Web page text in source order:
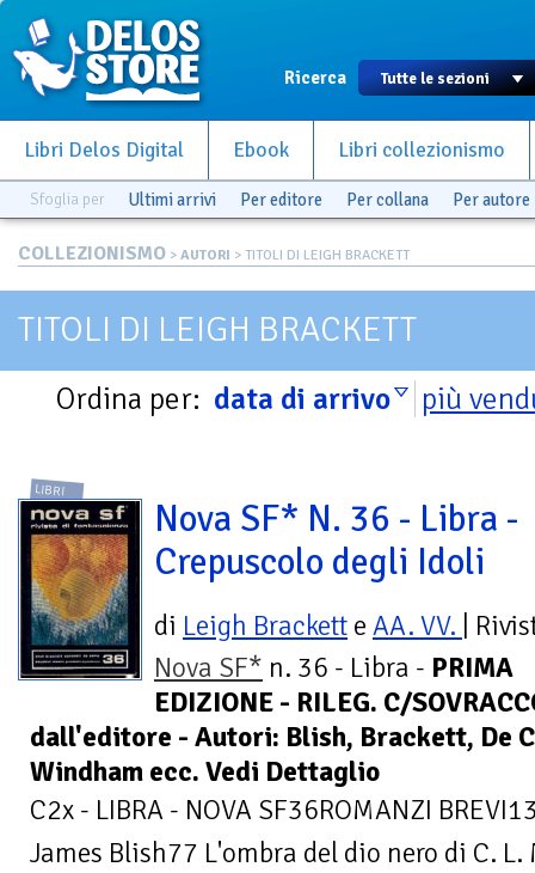
Ricerca
Libri Delos Digital Ebook Libri collezionismo
Sfoglia per Ultimi arrivi Per editore Per collana Per autore
COLLEZIONISMO > AUTORI > TITOLI DI LEIGH BRACKETT
TITOLI DI LEIGH BRACKETT
Ordina per: data di arrivo più
LIBRI
Nova SF* N. 36 - Libra -
Crepuscolo degli Idoli
di Leigh Brackett e AA. VV.
|
Nova SF* n. 36 - Libra - PRIMA
EDIZIONE - RILEG. C/
dall'editore - Autori: Blish, Brackett, De
Windham ecc. Vedi Dettaglio
C2x - LIBRA - NOVA SF36ROMANZI
James Blish77 L'ombra del dio nero di C.